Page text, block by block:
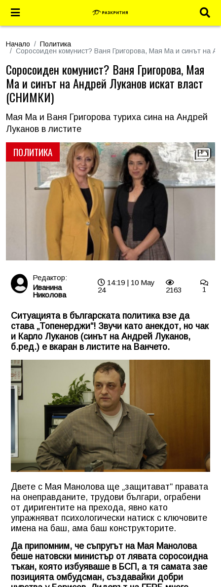
Начало
Политика
Соросоиден комунист? Ваня Григорова, Мая Ма и синът на
ПОЛИТИКА
Соросоиден комунист? Ваня Григорова, Мая
Ма и синът на Андрей Луканов искат власт
(СНИМКИ)
Мая Ма и Ваня Григорова туриха сина на Андрей
Луканов в листите
Редактор:
Иванина
Николова
14:19 | 10 May
24
2163 1
Ситуацията в българската политика взе да
става „Топенерджи“! Звучи като анекдот, но чак
и Карло Луканов (синът на Андрей Луканов,
б.ред.) е вкаран в листите на Ванчето.
Двете с Мая Манолова ще „защитават“ правата
на онеправданите, трудови българи, ограбени
от диригентите на прехода, явно като
упражняват психологически натиск с ключовите
имена на баш, ама баш конструкторите.
Да припомним, че съпругът на Мая Манолова
беше натовски министър от лявата соросоидна
тъкан, която избуяваше в БСП, а тя самата зае
позицията омбудсман, създавайки добри